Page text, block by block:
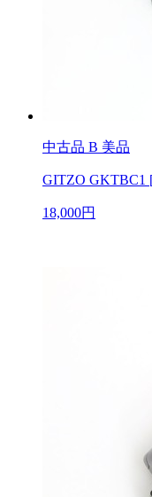
中古品 B 美品
GITZO GKTBC1
18,000円